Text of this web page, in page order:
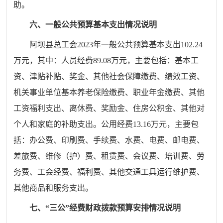
助。
六、一般公共预算基本支出情况说明
阿坝县总工会2023年一般公共预算基本支出102.24
万元，其中：人员经费89.08万元，主要包括：基本工
资、津贴补贴、奖金、其他社会保障缴费、绩效工资、
机关事业单位基本养老保险缴费、职业年金缴费、其他
工资福利支出、离休费、奖励金、住房公积金、其他对
个人和家庭的补助支出。公用经费13.16万元，主要包
括：办公费、印刷费、手续费、水费、电费、邮电费、
差旅费、维修（护）费、租赁费、会议费、培训费、劳
务费、工会经费、福利费、其他交通工具运行维护费、
其他商品和服务支出。
七、“三公”经费财政拨款预算安排情况说明